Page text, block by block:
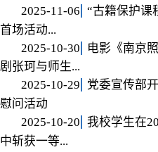
2025-11-06
“古籍保护课
首场活动...
2025-10-30
电影《南京
剧张珂与师生...
2025-10-29
党委宣传部
慰问活动
2025-10-20
我校学生在
中斩获一等...